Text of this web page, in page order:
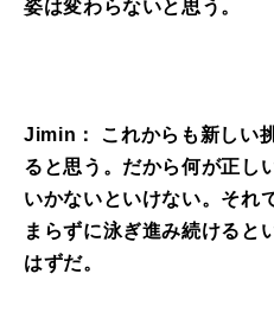
姿は変わらないと思う。
Jimin： これからも新しい
ると思う。だから何が正し
いかないといけない。それ
まらずに泳ぎ進み続けると
はずだ。